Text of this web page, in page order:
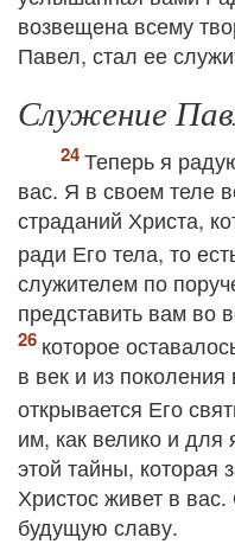
возвещена всему
Павел, стал ее
Служение
Теперь я
вас. Я в своем теле
страданий Христа,
ради Его тела, то
служителем по
представить вам во
которое
в век и из
открывается Его
им, как велико и для
этой тайны, которая
Христос живет в
будущую славу.